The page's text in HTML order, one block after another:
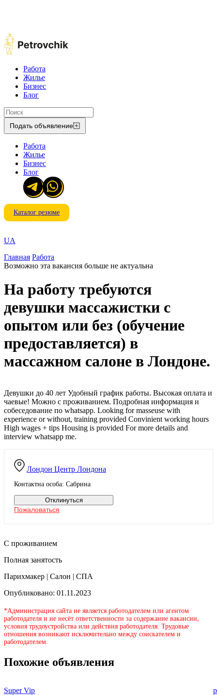
Работа
Жилье
Бизнес
Блог
Подать объявление
Работа
Жилье
Бизнес
Блог
Каталог резюме
UA
Главная Работа
Возможно эта вакансия больше не актуальна
На работу требуются
девушки массажистки с
опытом или без (обучение
предоставляется) в
массажном салоне в Лондоне.
Лондон Центр Лондона
Контактна особа: Сабрина
Отклинуться
Пожаловаться
Девушки до 40 лет Удобный график работы. Высокая оплата и
чаевые! Можно с проживанием. Подробная информация и
собеседование по whatsapp. Looking for masseuse with
experience or without, training provided Convinient working hours
High wages + tips Housing is provided For more details and
interview whatsapp me.
С проживанием
Полная занятость
Парихмакер | Салон | СПА
Опубликовано: 01.11.2023
*Администрация сайта не является работодателем или агентом
работодателя и не несёт ответственности за содержание вакансии,
условия трудоустройства или действия работодателя. Трудовые
отношения возникают исключительно между соискателем и
работодателем.
Похожие объявления
Super Vip